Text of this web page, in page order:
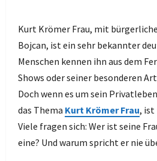
Kurt Krömer Frau, mit
Bojcan, ist ein sehr bekannter
Menschen kennen ihn aus dem
Shows oder seiner besonderen
Doch wenn es um sein
das Thema Kurt Krömer Frau, ist
Viele fragen sich: Wer ist seine
eine? Und warum spricht er nie